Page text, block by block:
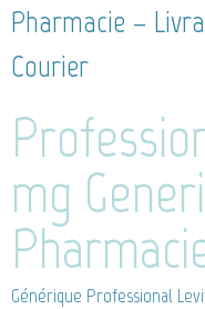
Pharmacie –
Courier
mg
Générique Professional